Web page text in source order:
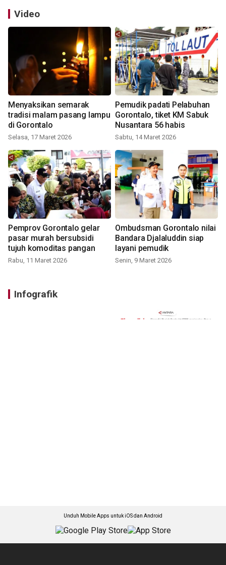
Video
Menyaksikan semarak
tradisi malam pasang lampu
di Gorontalo
Selasa, 17 Maret 2026
Pemudik padati Pelabuhan
Gorontalo, tiket KM Sabuk
Nusantara 56 habis
Sabtu, 14 Maret 2026
Pemprov Gorontalo gelar
pasar murah bersubsidi
tujuh komoditas pangan
Rabu, 11 Maret 2026
Ombudsman Gorontalo nilai
Bandara Djalaluddin siap
layani pemudik
Senin, 9 Maret 2026
Infografik
Unduh Mobile Apps untuk iOS dan Android